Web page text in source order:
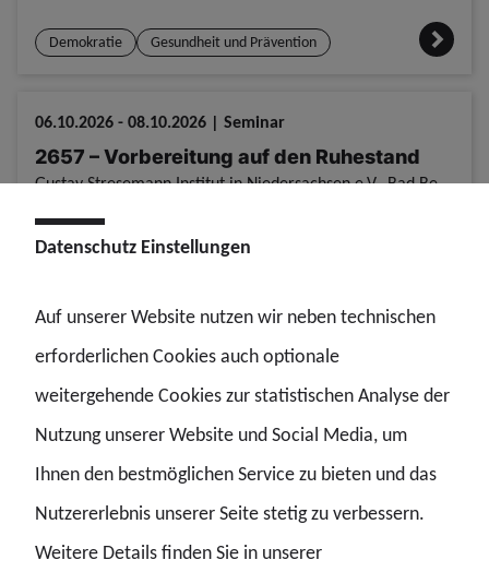
Demokratie Gesundheit und Prävention
06.10.2026 - 08.10.2026 | Seminar
2657 – Vorbereitung auf den Ruhestand
Gustav Stresemann Institut in Niedersachsen e.V., Bad Bevensen
Ruhestand Seniorengruppe
2671 – JAV-Grundschulung Zoll
Bezirksgeschäftsstelle, Hilden
11.10.2026 - 13.10.2026 | Seminar
Datenschutz Einstellungen
Auf unserer Website nutzen wir neben technischen
erforderlichen Cookies auch optionale
weitergehende Cookies zur statistischen Analyse der
Nutzung unserer Website und Social Media, um
Ihnen den bestmöglichen Service zu bieten und das
Nutzererlebnis unserer Seite stetig zu verbessern.
Weitere Details finden Sie in unserer